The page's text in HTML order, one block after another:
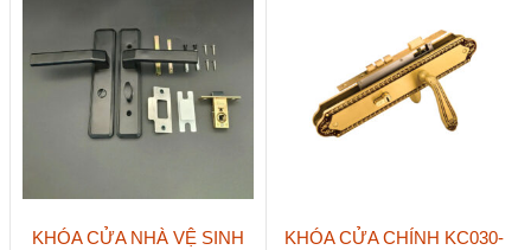
KHÓA CỬA NHÀ VỆ SINH
KHÓA CỬA CHÍNH KC030-